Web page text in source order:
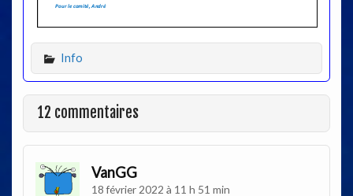
Info
12 commentaires
VanGG
18 février 2022 à 11 h 51 min